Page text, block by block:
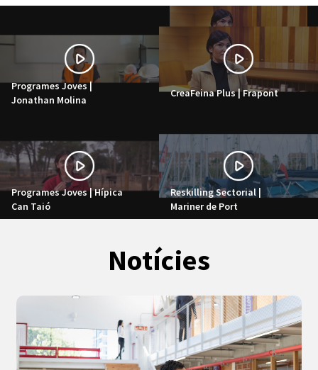
Programes Joves |
Jonathan Molina
CreaFeina Plus | Frapont
Programes Joves | Hípica
Can Taió
Reskilling Sectorial |
Mariner de Port
Notícies